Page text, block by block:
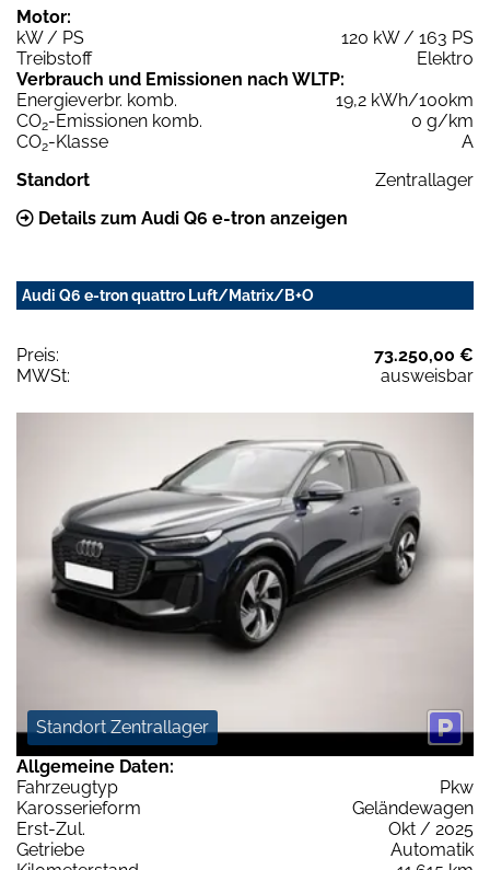
Motor:
kW / PS
120 kW / 163 PS
Treibstoff
Elektro
Verbrauch und Emissionen nach WLTP:
Energieverbr. komb.
19,2 kWh/100km
CO2-Emissionen komb.
0 g/km
CO2-Klasse
A
Standort
Zentrallager
Details zum Audi Q6 e-tron anzeigen
Audi Q6 e-tron quattro Luft/Matrix/B+O
Preis:
73.250,00 €
MWSt:
ausweisbar
Standort Zentrallager
Allgemeine Daten:
Fahrzeugtyp
Pkw
Karosserieform
Geländewagen
Erst-Zul.
Okt / 2025
Getriebe
Automatik